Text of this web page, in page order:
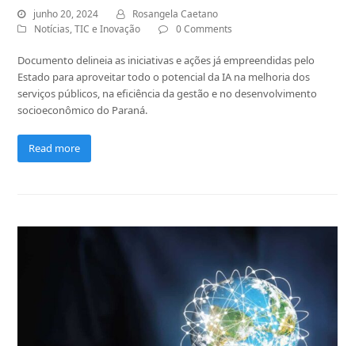
junho 20, 2024
Rosangela Caetano
Notícias,TIC e Inovação 0 Comments
Documento delineia as iniciativas e ações já empreendidas pelo
Estado para aproveitar todo o potencial da IA na melhoria dos
serviços públicos, na eficiência da gestão e no desenvolvimento
socioeconômico do Paraná.
Read more